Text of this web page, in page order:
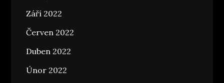
Září 2022
Červen 2022
Duben 2022
Únor 2022